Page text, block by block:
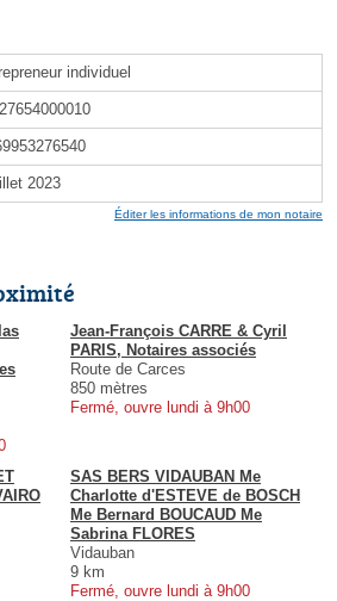
individuel
2023
Éditer les informations de mon notaire
Jean-François CARRE & Cyril
PARIS, Notaires associés
Route de Carces
850 mètres
Fermé, ouvre lundi à 9h00
SAS BERS VIDAUBAN Me
Charlotte d'ESTEVE de BOSCH
Me Bernard BOUCAUD Me
Sabrina FLORES
Vidauban
9 km
Fermé, ouvre lundi à 9h00